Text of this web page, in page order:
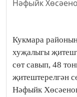
Кукмара
хуҗалыгы
сөт савып, 48
җитештерелгән
Нәфыйк